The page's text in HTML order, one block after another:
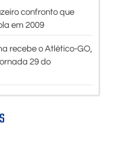
confronto que
em 2009
recebe o Atlético-GO,
29 do